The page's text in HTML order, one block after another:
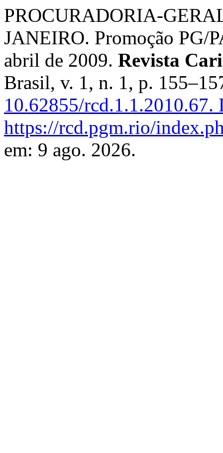
PROCURADORIA-
JANEIRO. Promoção PG/
abril de 2009. Revista
Brasil, v. 1, n. 1, p.
10.62855/rcd.1.1.2010.67.
https://rcd.pgm.rio/
em: 9 ago. 2026.